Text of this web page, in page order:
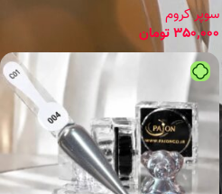
سوپر کروم
350,000تومان